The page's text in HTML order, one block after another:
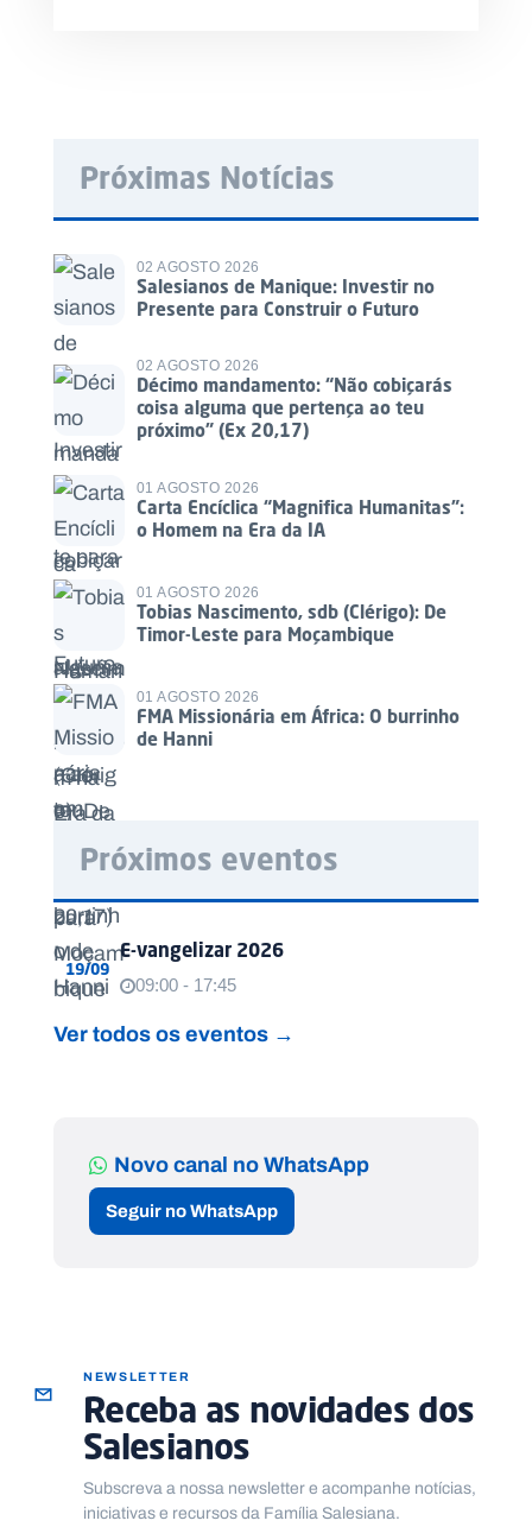
Próximas Notícias
02 AGOSTO 2026
Salesianos de Manique: Investir no
Presente para Construir o Futuro
02 AGOSTO 2026
Décimo mandamento: “Não cobiçarás
coisa alguma que pertença ao teu
próximo” (Ex 20,17)
01 AGOSTO 2026
Carta Encíclica “Magnifica Humanitas”:
o Homem na Era da IA
01 AGOSTO 2026
Tobias Nascimento, sdb (Clérigo): De
Timor-Leste para Moçambique
01 AGOSTO 2026
FMA Missionária em África: O burrinho
de Hanni
Próximos eventos
19/09
E-vangelizar 2026
09:00 - 17:45
Ver todos os eventos →
Novo canal no WhatsApp
Seguir no WhatsApp
NEWSLETTER
Receba as novidades dos
Salesianos
Subscreva a nossa newsletter e acompanhe notícias,
iniciativas e recursos da Família Salesiana.